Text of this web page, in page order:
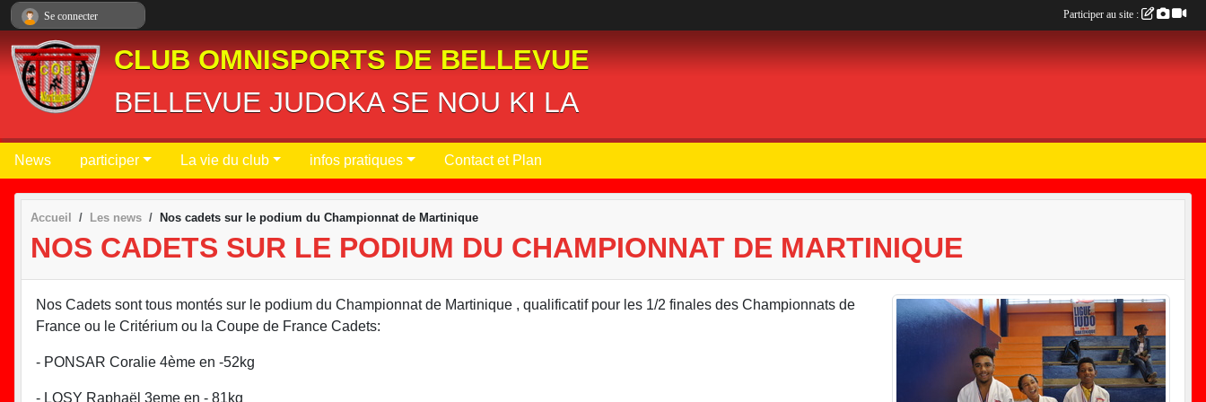
CLUB OMNISPORTS DE BELLEVUE
BELLEVUE JUDOKA SE NOU KI LA
News participer La vie du club infos pratiques Contact et Plan
Accueil Les news Nos cadets sur le podium du Championnat de Martinique
NOS CADETS SUR LE PODIUM DU CHAMPIONNAT DE MARTINIQUE
Nos Cadets sont tous montés sur le podium du Championnat de Martinique , qualificatif pour les 1/2 finales des Championnats de
France ou le Critérium ou la Coupe de France Cadets:
- PONSAR Coralie 4ème en -52kg
- LOSY Raphaël 3eme en - 81kg
Se connecter Participer au site :
Panneau de gestion des cookies